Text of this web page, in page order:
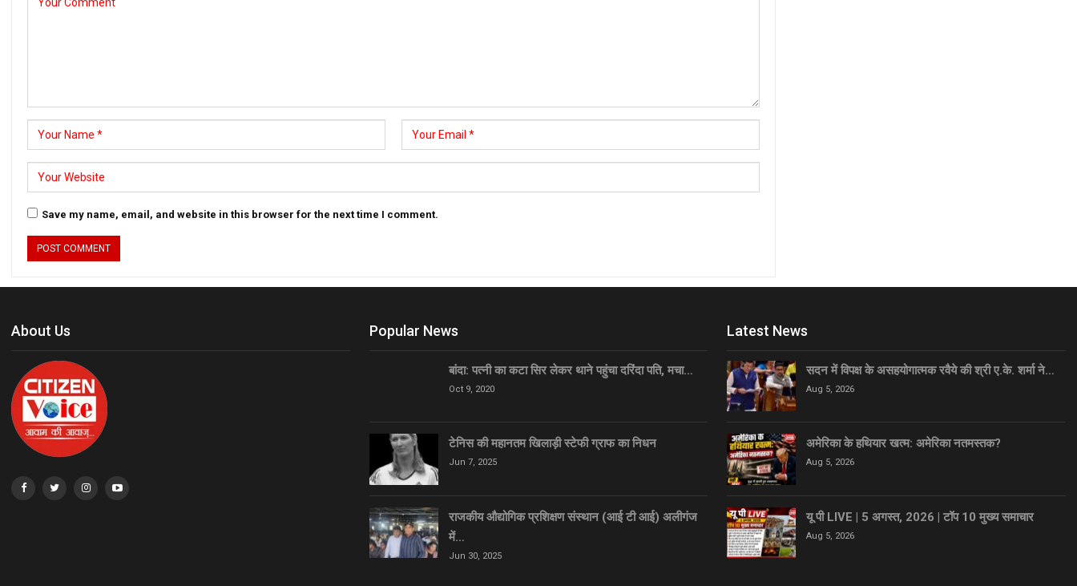
Save my name, email, and website in this browser for the next time I comment.
About Us Popular News
बांदा: पत्नी का कटा सिर लेकर थाने पहुंचा दरिंदा पति, मचा…
Oct 9, 2020
टेनिस की महानतम खिलाड़ी स्टेफी ग्राफ का निधन
Jun 7, 2025
राजकीय औद्योगिक प्रशिक्षण संस्थान (आई टी आई) अलीगंज
में…
Jun 30, 2025
Latest News
सदन में विपक्ष के असहयोगात्मक रवैये की श्री ए.के. शर्मा ने…
Aug 5, 2026
अमेरिका के हथियार खत्म: अमेरिका नतमस्तक?
Aug 5, 2026
यू पी LIVE | 5 अगस्त, 2026 | टॉप 10 मुख्य समाचार
Aug 5, 2026